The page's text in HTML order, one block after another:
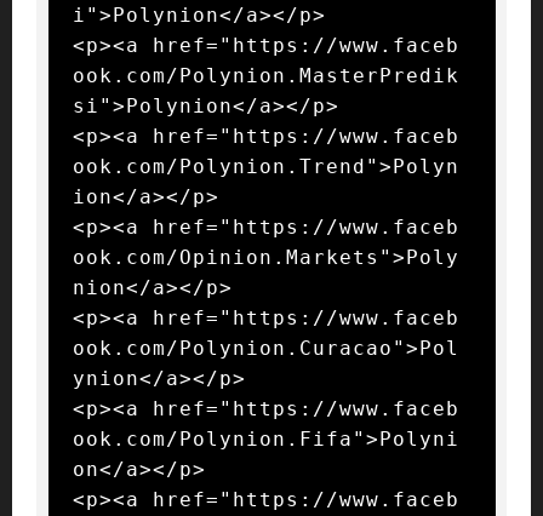
i">Polynion</a></p>
<p><a href="https://www.faceb
ook.com/Polynion.MasterPredik
si">Polynion</a></p>
<p><a href="https://www.faceb
ook.com/Polynion.Trend">Polyn
ion</a></p>
<p><a href="https://www.faceb
ook.com/Opinion.Markets">Poly
nion</a></p>
<p><a href="https://www.faceb
ook.com/Polynion.Curacao">Pol
ynion</a></p>
<p><a href="https://www.faceb
ook.com/Polynion.Fifa">Polyni
on</a></p>
<p><a href="https://www.faceb